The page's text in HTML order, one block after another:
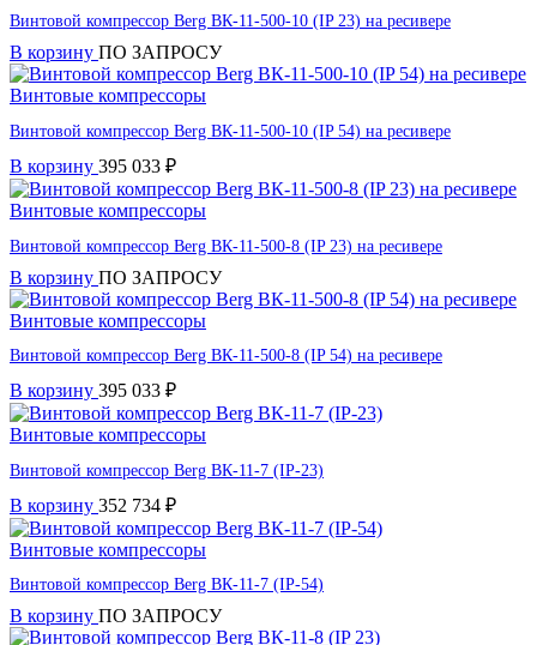
Винтовой компрессор Berg ВК-11-500-10 (IP 23) на ресивере
В корзину ПО ЗАПРОСУ
Винтовые компрессоры
Винтовой компрессор Berg ВК-11-500-10 (IP 54) на ресивере
В корзину 395 033 ₽
Винтовые компрессоры
Винтовой компрессор Berg ВК-11-500-8 (IP 23) на ресивере
В корзину ПО ЗАПРОСУ
Винтовые компрессоры
Винтовой компрессор Berg ВК-11-500-8 (IP 54) на ресивере
В корзину 395 033 ₽
Винтовые компрессоры
Винтовой компрессор Berg ВК-11-7 (IP-23)
В корзину 352 734 ₽
Винтовые компрессоры
Винтовой компрессор Berg ВК-11-7 (IP-54)
В корзину ПО ЗАПРОСУ